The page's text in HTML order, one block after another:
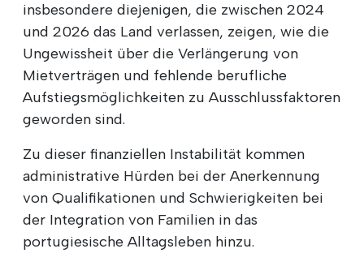
insbesondere diejenigen, die zwischen 2024
und 2026 das Land verlassen, zeigen, wie die
Ungewissheit über die Verlängerung von
Mietverträgen und fehlende berufliche
Aufstiegsmöglichkeiten zu Ausschlussfaktoren
geworden sind.
Zu dieser finanziellen Instabilität kommen
administrative Hürden bei der Anerkennung
von Qualifikationen und Schwierigkeiten bei
der Integration von Familien in das
portugiesische Alltagsleben hinzu.